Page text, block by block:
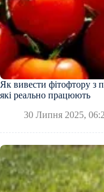
Як вивести фітофтору з
які реально працюють
30 Липня 2025,